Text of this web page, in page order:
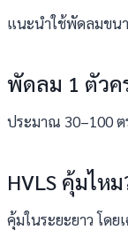
แนะนำใช้พัดลมขน
พัดลม 1 ตัวค
ประมาณ 30–100
HVLS คุ้มไหม
คุ้มในระยะยาว โด